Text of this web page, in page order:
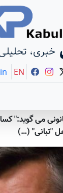
خبری،
EN
می گوید:"
"تبانی" (…)